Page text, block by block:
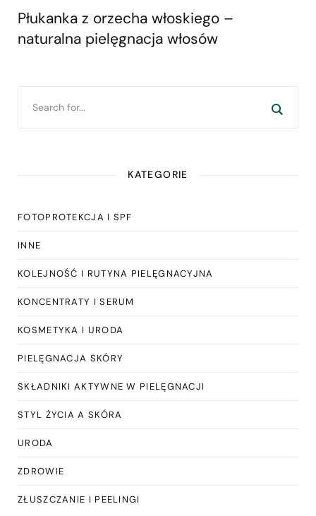
Płukanka z orzecha włoskiego –
naturalna pielęgnacja włosów
KATEGORIE
FOTOPROTEKCJA I SPF
INNE
KOLEJNOŚĆ I RUTYNA PIELĘGNACYJNA
KONCENTRATY I SERUM
KOSMETYKA I URODA
PIELĘGNACJA SKÓRY
SKŁADNIKI AKTYWNE W PIELĘGNACJI
STYL ŻYCIA A SKÓRA
URODA
ZDROWIE
ZŁUSZCZANIE I PEELINGI